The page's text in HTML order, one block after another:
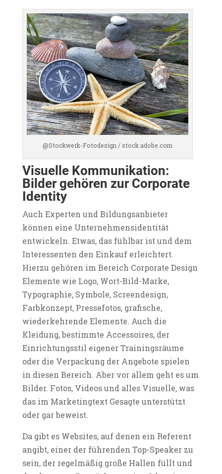
@Stockwerk-Fotodesign / stock.adobe.com
Visuelle Kommunikation:
Bilder gehören zur Corporate
Identity
Auch Experten und Bildungsanbieter
können eine Unternehmensidentität
entwickeln. Etwas, das fühlbar ist und dem
Interessenten den Einkauf erleichtert.
Hierzu gehören im Bereich Corporate Design
Elemente wie Logo, Wort-Bild-Marke,
Typographie, Symbole, Screendesign,
Farbkonzept, Pressefotos, grafische,
wiederkehrende Elemente. Auch die
Kleidung, bestimmte Accessoires, der
Einrichtungsstil eigener Trainingsräume
oder die Verpackung der Angebote spielen
in diesen Bereich. Aber vor allem geht es um
Bilder. Fotos, Videos und alles Visuelle, was
das im Marketingtext Gesagte unterstützt
oder gar beweist.
Da gibt es Websites, auf denen ein Referent
angibt, einer der führenden Top-Speaker zu
sein, der regelmäßig große Hallen füllt und